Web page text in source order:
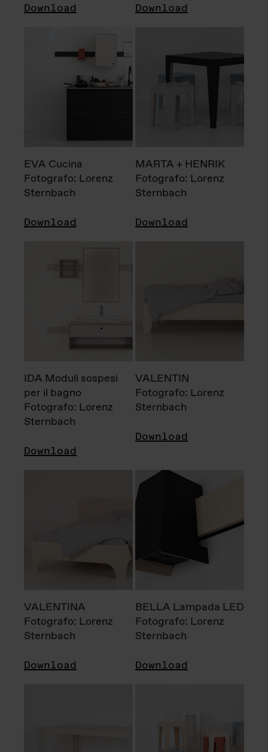
Download Download
EVA Cucina
Fotografo: Lorenz
Sternbach
Download
MARTA + HENRIK
Fotografo: Lorenz
Sternbach
Download
IDA Moduli sospesi
per il bagno
Fotografo: Lorenz
Sternbach
Download
VALENTIN
Fotografo: Lorenz
Sternbach
Download
VALENTINA
Fotografo: Lorenz
Sternbach
Download
BELLA Lampada LED
Fotografo: Lorenz
Sternbach
Download